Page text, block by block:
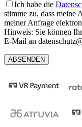
Ich habe die
stimme zu, dass meine
meiner Anfrage
Hinweis: Sie können
E-Mail an